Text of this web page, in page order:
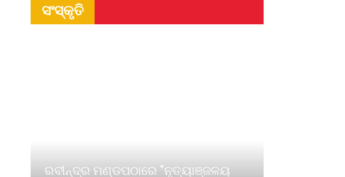
ସଂସ୍କୃତି
ରବୀନ୍ଦ୍ର ମଣ୍ଡପଠାରେ "ନୃତ୍ୟାଞ୍ଜଳୟ